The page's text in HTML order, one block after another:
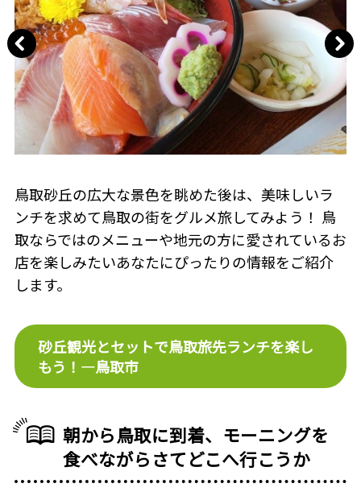
鳥取砂丘の広大な景色を眺めた後は、美味しいラ
ンチを求めて鳥取の街をグルメ旅してみよう！ 鳥
取ならではのメニューや地元の方に愛されているお
店を楽しみたいあなたにぴったりの情報をご紹介
します。
砂丘観光とセットで鳥取旅先ランチを楽し
もう！—鳥取市
朝から鳥取に到着、モーニングを
食べながらさてどこへ行こうか